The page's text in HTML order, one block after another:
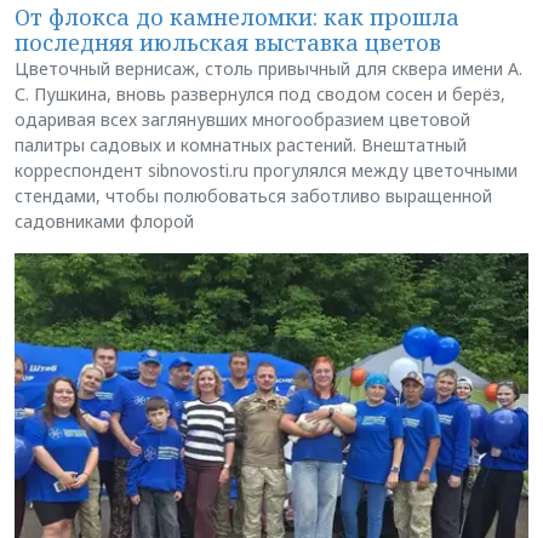
От флокса до камнеломки: как прошла
последняя июльская выставка цветов
Цветочный вернисаж, столь привычный для сквера имени А.
С. Пушкина, вновь развернулся под сводом сосен и берёз,
одаривая всех заглянувших многообразием цветовой
палитры садовых и комнатных растений. Внештатный
корреспондент sibnovosti.ru прогулялся между цветочными
стендами, чтобы полюбоваться заботливо выращенной
садовниками флорой